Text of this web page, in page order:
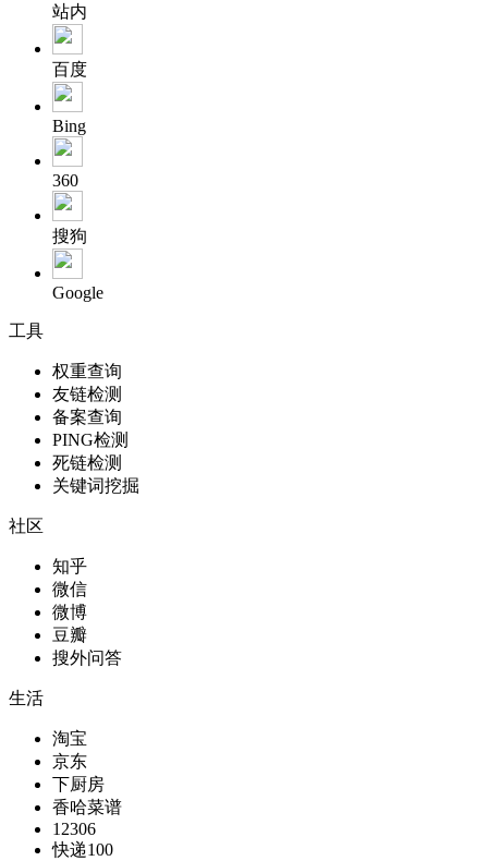
站内
百度
Bing
360
搜狗
Google
工具
权重查询
友链检测
备案查询
PING检测
死链检测
关键词挖掘
社区
知乎
微信
微博
豆瓣
搜外问答
生活
淘宝
京东
下厨房
香哈菜谱
12306
快递100